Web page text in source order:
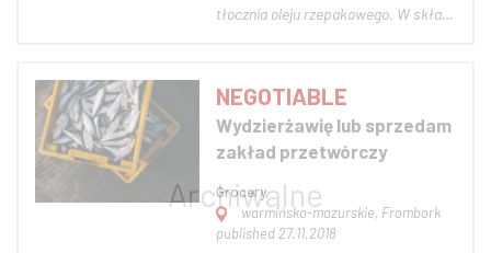
tłocznia oleju rzepakowego. W skład
budynek biurowy, warsztat,
magazyny, o łącznej powierzchni
900m2 -waga elektroniczna 50 ton -
kosz przyjęciowy z w...
NEGOTIABLE
Wydzierżawię lub sprzedam
zakład przetwórczy
Grocery,
warmińsko-mazurskie, Frombork
published 27.11.2018